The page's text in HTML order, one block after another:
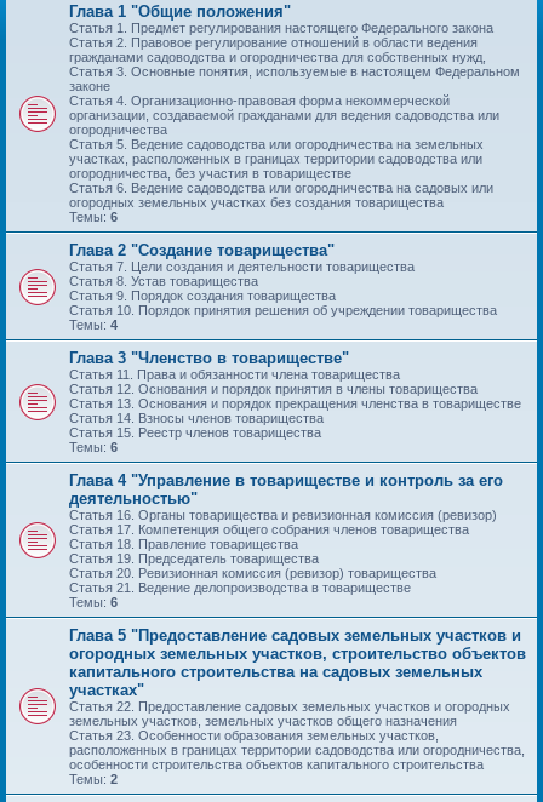
Глава 1 "Общие положения"
Статья 1. Предмет регулирования настоящего Федерального закона
Статья 2. Правовое регулирование отношений в области ведения
гражданами садоводства и огородничества для собственных нужд,
Статья 3. Основные понятия, используемые в настоящем Федеральном
законе
Статья 4. Организационно-правовая форма некоммерческой
организации, создаваемой гражданами для ведения садоводства или
огородничества
Статья 5. Ведение садоводства или огородничества на земельных
участках, расположенных в границах территории садоводства или
огородничества, без участия в товариществе
Статья 6. Ведение садоводства или огородничества на садовых или
огородных земельных участках без создания товарищества
Темы: 6
Глава 2 "Создание товарищества"
Статья 7. Цели создания и деятельности товарищества
Статья 8. Устав товарищества
Статья 9. Порядок создания товарищества
Статья 10. Порядок принятия решения об учреждении товарищества
Темы: 4
Глава 3 "Членство в товариществе"
Статья 11. Права и обязанности члена товарищества
Статья 12. Основания и порядок принятия в члены товарищества
Статья 13. Основания и порядок прекращения членства в товариществе
Статья 14. Взносы членов товарищества
Статья 15. Реестр членов товарищества
Темы: 6
Глава 4 "Управление в товариществе и контроль за его
деятельностью"
Статья 16. Органы товарищества и ревизионная комиссия (ревизор)
Статья 17. Компетенция общего собрания членов товарищества
Статья 18. Правление товарищества
Статья 19. Председатель товарищества
Статья 20. Ревизионная комиссия (ревизор) товарищества
Статья 21. Ведение делопроизводства в товариществе
Темы: 6
Глава 5 "Предоставление садовых земельных участков и
огородных земельных участков, строительство объектов
капитального строительства на садовых земельных
участках"
Статья 22. Предоставление садовых земельных участков и огородных
земельных участков, земельных участков общего назначения
Статья 23. Особенности образования земельных участков,
расположенных в границах территории садоводства или огородничества,
особенности строительства объектов капитального строительства
Темы: 2